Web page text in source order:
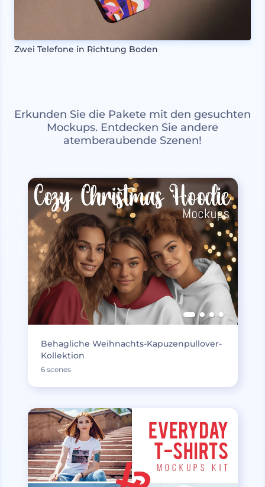
Zwei Telefone in Richtung Boden
Erkunden Sie die Pakete mit den gesuchten
Mockups. Entdecken Sie andere
atemberaubende Szenen!
Behagliche Weihnachts-Kapuzenpullover-
Kollektion
6 scenes